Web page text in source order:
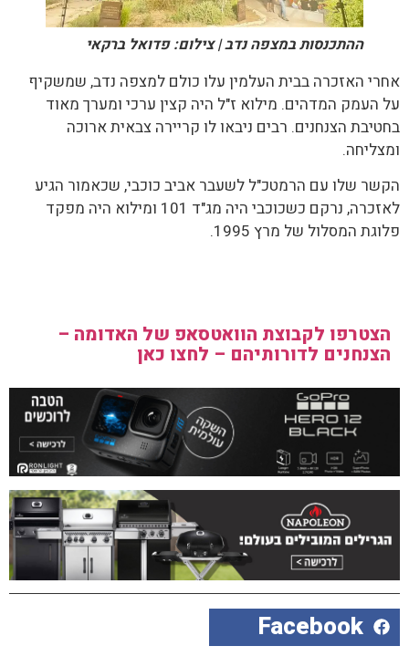
ההתכנסות במצפה נדב | צילום: פדואל ברקאי
אחרי האזכרה בבית העלמין עלו כולם למצפה נדב, שמשקיף
על העמק המדהים. מילוא ז"ל היה קצין ערכי ומערך מאוד
בחטיבת הצנחנים. רבים ניבאו לו קריירה צבאית ארוכה
ומצליחה.
הקשר שלו עם הרמטכ"ל לשעבר אביב כוכבי, שכאמור הגיע
לאזכרה, נרקם כשכוכבי היה מג"ד 101 ומילוא היה מפקד
פלוגת המסלול של מרץ 1995.
הצטרפו לקבוצת הוואטסאפ של האדומה –
הצנחנים לדורותיהם – לחצו כאן
Facebook